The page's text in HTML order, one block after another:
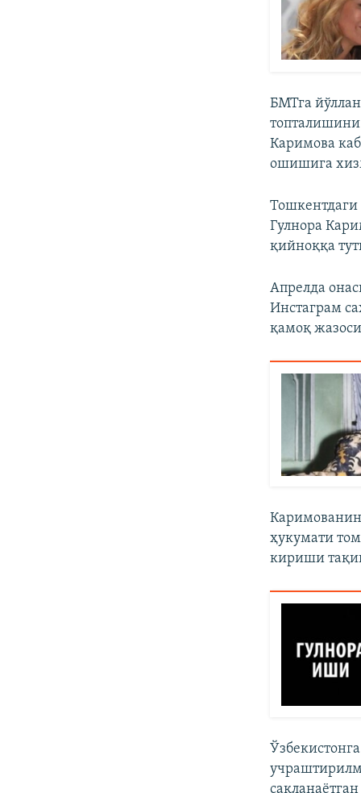
БМТга
Каримова
ошишига
Тошкентдаги
Гулнора
қийноққа
Апрелда
Инстаграм
қамоқ
ҳукумати
кириши